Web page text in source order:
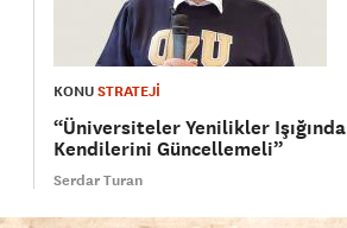
KONUSTRATEJİ
“Üniversiteler Yenilikler Işığında
Kendilerini Güncellemeli”
Serdar Turan